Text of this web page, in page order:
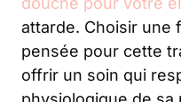
attarde. Choisir une
pensée pour cette
offrir un soin qui